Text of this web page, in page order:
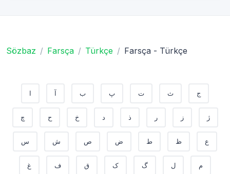
Sözbaz Farsça Türkçe Farsça - Türkçe
ا آ ب پ ت ث ج
چ ح خ د ذ ر ز ژ
س ش ص ض ط ظ ع
غ ف ق ک گ ل م